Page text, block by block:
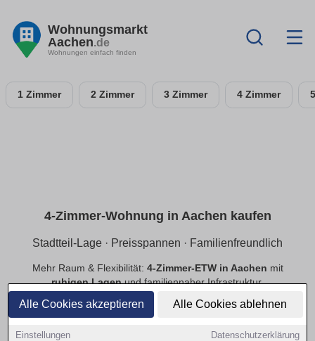
Alle Cookies akzeptieren Alle Cookies ablehnen
Einstellungen Datenschutzerklärung
Wohnungsmarkt
Aachen.de
Wohnungen einfach finden
1 Zimmer 2 Zimmer 3 Zimmer 4 Zimmer
4-Zimmer-Wohnung in Aachen kaufen
Stadtteil-Lage · Preisspannen · Familienfreundlich
Mehr Raum & Flexibilität: 4-Zimmer-ETW in Aachen mit
ruhigen Lagenund familiennaher Infrastruktur.
provisionsfrei
Vergleich.